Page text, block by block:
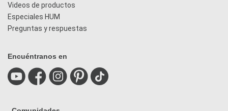
Videos de productos
Especiales HUM
Preguntas y respuestas
Encuéntranos en